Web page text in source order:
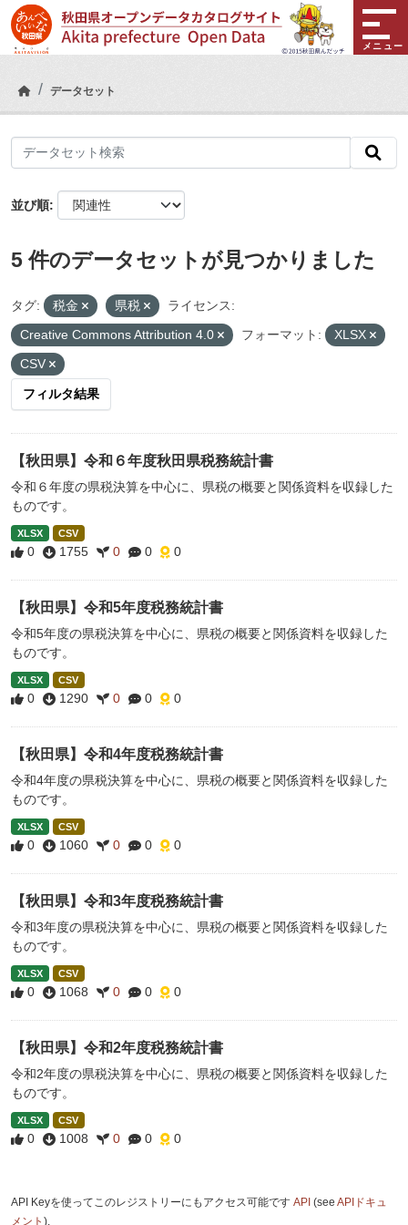
Skip to main content
メニュー
データセット
並び順
5 件のデータセットが見つかりました
タグ: 税金 県税
ライセンス:
Creative Commons Attribution 4.0
フォーマット:
XLSX
CSV
フィルタ結果
【秋田県】令和６年度秋田県税務統計書
令和６年度の県税決算を中心に、県税の概要と関係資料を収録した
ものです。
XLSX CSV
0 1755 0 0 0
【秋田県】令和5年度税務統計書
令和5年度の県税決算を中心に、県税の概要と関係資料を収録した
ものです。
XLSX CSV
0 1290 0 0 0
【秋田県】令和4年度税務統計書
令和4年度の県税決算を中心に、県税の概要と関係資料を収録した
ものです。
XLSX CSV
0 1060 0 0 0
【秋田県】令和3年度税務統計書
令和3年度の県税決算を中心に、県税の概要と関係資料を収録した
ものです。
XLSX CSV
0 1068 0 0 0
【秋田県】令和2年度税務統計書
令和2年度の県税決算を中心に、県税の概要と関係資料を収録した
ものです。
XLSX CSV
0 1008 0 0 0
API Keyを使ってこのレジストリーにもアクセス可能です API (see APIドキュ
メント ).